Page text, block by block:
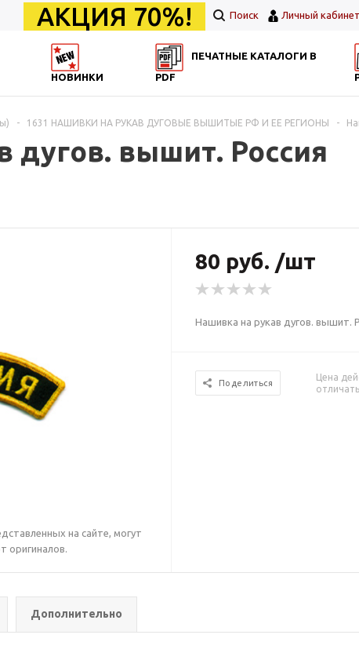
АКЦИЯ 70%! Поиск Личный кабинет
НОВИНКИ
ПЕЧАТНЫЕ КАТАЛОГИ В
PDF
- 1631 НАШИВКИ НА РУКАВ ДУГОВЫЕ ВЫШИТЫЕ РФ И ЕЕ РЕГИОНЫ -
дугов. вышит. Россия
на сайте, могут
оригиналов.
80 руб. /шт
Нашивка на рукав дугов. вышит.
Поделиться
Цена
Дополнительно